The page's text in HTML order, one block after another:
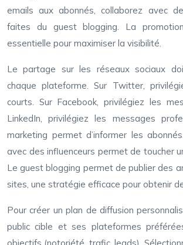
emails aux abonnés, collaborez avec
faites du guest blogging. La
essentielle pour maximiser la visibilité.
Le partage sur les réseaux sociaux
chaque plateforme. Sur Twitter,
courts. Sur Facebook, privilégiez les
LinkedIn, privilégiez les messages
marketing permet d’informer les
avec des influenceurs permet de toucher
Le guest blogging permet de publier des
sites, une stratégie efficace pour obtenir
Pour créer un plan de diffusion
public cible et ses plateformes